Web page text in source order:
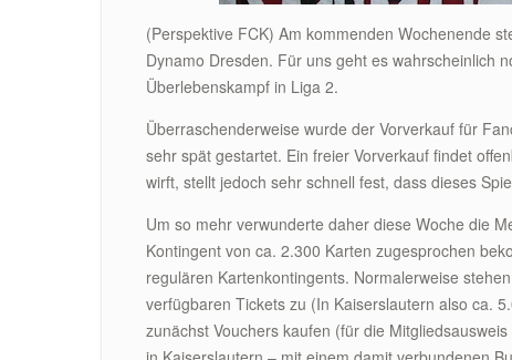
(Perspektive FCK) Am kommenden Wochenende
Dynamo Dresden. Für uns geht es wahrscheinlich
Überlebenskampf in Liga 2.
Überraschenderweise wurde der Vorverkauf für
sehr spät gestartet. Ein freier Vorverkauf findet
wirft, stellt jedoch sehr schnell fest, dass dieses
Um so mehr verwunderte daher diese Woche die
Kontingent von ca. 2.300 Karten zugesprochen
regulären Kartenkontingents. Normalerweise
verfügbaren Tickets zu (In Kaiserslautern also ca.
zunächst Vouchers kaufen (für die